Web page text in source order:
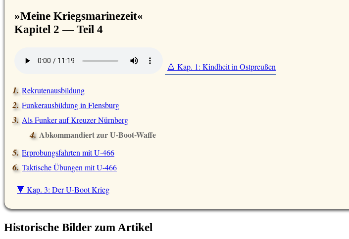
»Meine Kriegsmarinezeit«
Kapitel 2 — Teil 4
🔺 Kap. 1: Kindheit in Ostpreußen
Rekrutenausbildung
Funkerausbildung in Flensburg
Als Funker auf Kreuzer Nürnberg
Abkommandiert zur U-Boot-Waffe
Erprobungsfahrten mit U-466
Taktische Übungen mit U-466
🔻 Kap. 3: Der U-Boot Krieg
Historische Bilder zum Artikel